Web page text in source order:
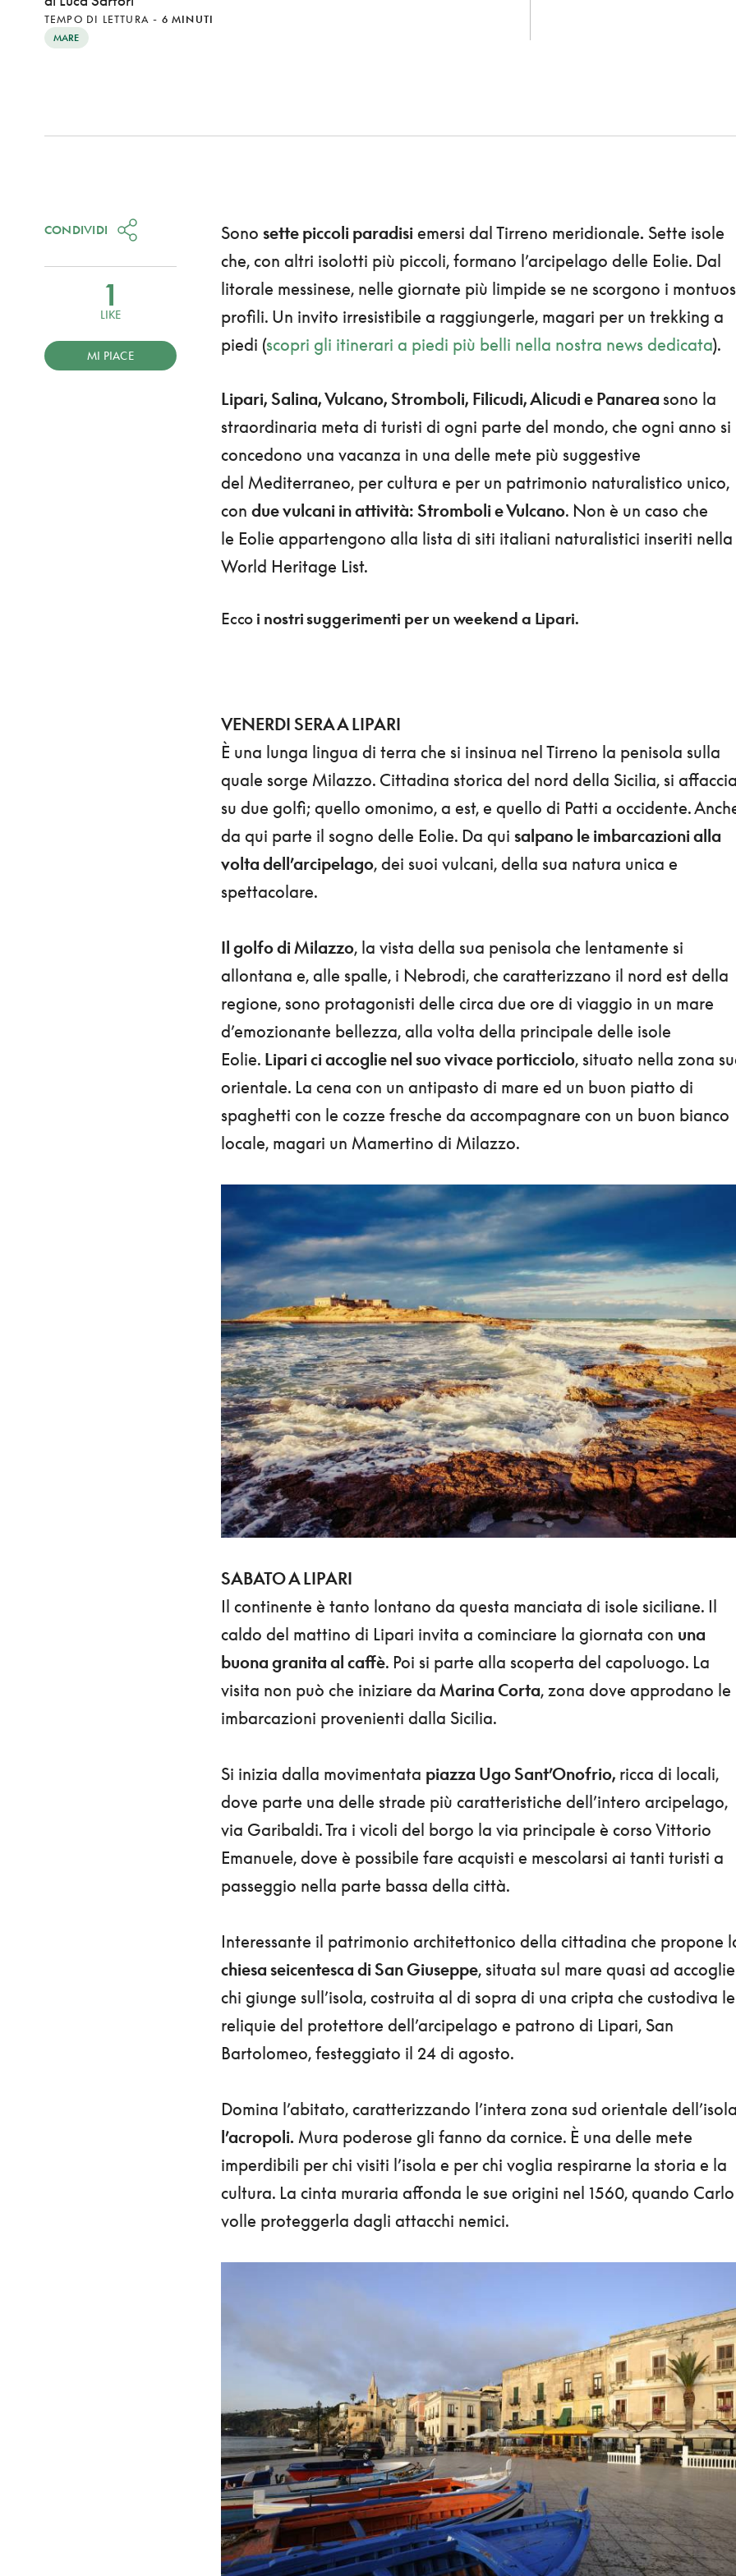
TEMPO DI LETTURA - 6 MINUTI
MARE
Sono sette piccoli paradisiemersi dal Tirreno meridionale. Sette isole
che, con altri isolotti più piccoli, formano l’arcipelago delle Eolie. Dal
litorale messinese, nelle giornate più limpide se ne scorgono i
profili. Un invito irresistibile a raggiungerle, magari per un trekking a
piedi (scopri gli itinerari a piedi più belli nella nostra news dedicata).
Lipari, Salina, Vulcano, Stromboli, Filicudi, Alicudi e Panarea sono la
straordinaria meta di turisti di ogni parte del mondo, che ogni anno si
concedono una vacanza in una delle mete più suggestive
del Mediterraneo, per cultura e per un patrimonio naturalistico unico,
con duevulcani in attività: Stromboli e Vulcano. Non è un caso che
le Eolie appartengono alla lista di siti italiani naturalistici inseriti nella
World Heritage List.
Ecco i nostri suggerimenti per un weekend a Lipari.
VENERDI SERA A LIPARI
È una lunga lingua di terra che si insinua nel Tirreno la penisola sulla
quale sorge Milazzo. Cittadina storica del nord della Sicilia, si affaccia
su due golfi; quello omonimo, a est, e quello di Patti a occidente.
da qui parte il sogno delle Eolie. Da qui salpano le imbarcazioni alla
volta dell’arcipelago, dei suoi vulcani, della sua natura unica e
spettacolare.
Il golfo di Milazzo, la vista della sua penisola che lentamente si
allontana e, alle spalle, i Nebrodi, che caratterizzano il nord est della
regione, sono protagonisti delle circa due ore di viaggio in un mare
d’emozionante bellezza, alla volta della principale delle isole
Eolie. Lipari ci accoglie nel suo vivace porticciolo, situato nella zona
orientale. La cena con un antipasto di mare ed un buon piatto di
spaghetti con le cozze fresche da accompagnare con un buon bianco
locale, magari un Mamertino di Milazzo.
SABATO A LIPARI
Il continente è tanto lontano da questa manciata di isole siciliane. Il
caldo del mattino di Lipari invita a cominciare la giornata con una
buona granita al caffè. Poi si parte alla scoperta del capoluogo. La
visita non può che iniziare da Marina Corta, zona dove approdano le
imbarcazioni provenienti dalla Sicilia.
Si inizia dalla movimentata piazza Ugo Sant’Onofrio, ricca di locali,
dove parte una delle strade più caratteristiche dell’intero arcipelago,
via Garibaldi. Tra i vicoli del borgo la via principale è corso Vittorio
Emanuele, dove è possibile fare acquisti e mescolarsi ai tanti turisti a
passeggio nella parte bassa della città.
Interessante il patrimonio architettonico della cittadina che propone
chiesa seicentesca di San Giuseppe, situata sul mare quasi ad
chi giunge sull’isola, costruita al di sopra di una cripta che custodiva le
reliquie del protettore dell’arcipelago e patrono di Lipari, San
Bartolomeo, festeggiato il 24 di agosto.
Domina l’abitato, caratterizzando l’intera zona sud orientale
l’acropoli. Mura poderose gli fanno da cornice. È una delle mete
imperdibili per chi visiti l’isola e per chi voglia respirarne la storia e la
cultura. La cinta muraria affonda le sue origini nel 1560, quando Carlo
volle proteggerla dagli attacchi nemici.
CONDIVIDI
1
LIKE
MI PIACE